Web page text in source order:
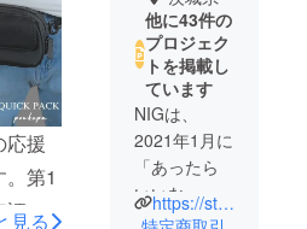
応援
第1
で
見る
他に43件の
プロジェク
トを掲載し
ています
NIGは、
2021年1月に
「あったら
いいな」を
形にして日
https://store.nigonline.com/